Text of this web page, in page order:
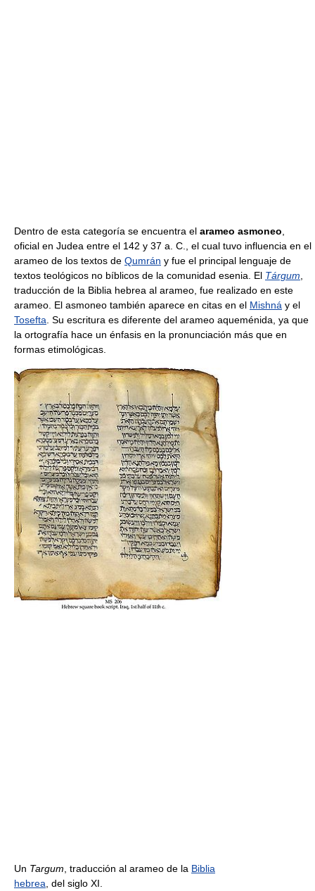
Dentro de esta categoría se encuentra el arameo asmoneo
oficial en Judea entre el 142 y 37 a. C., el cual tuvo influencia en el
arameo de los textos de Qumrán y fue el principal lenguaje de
textos teológicos no bíblicos de la comunidad esenia. El Tárgum
traducción de la Biblia hebrea al arameo, fue realizado en este
arameo. El asmoneo también aparece en citas en el Mishná y el
Tosefta . Su escritura es diferente del arameo aqueménida, ya que
la ortografía hace un énfasis en la pronunciación más que en
formas etimológicas.
Un Targum, traducción al arameo de la Biblia
hebrea, del siglo XI.